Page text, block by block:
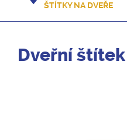
ŠTÍTKY NA DVEŘE
Dveřní